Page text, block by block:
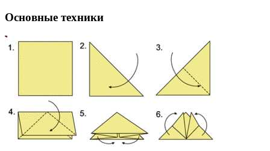
Основные техники